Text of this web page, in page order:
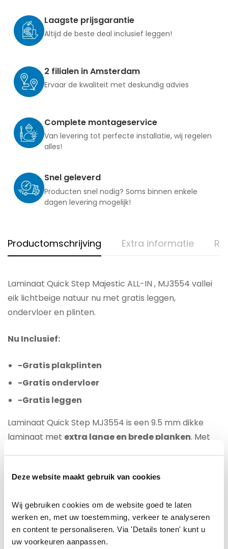
Deze website maakt gebruik van cookies
Wij gebruiken cookies om de website goed te laten
werken en, met uw toestemming, verkeer te analyseren
en content te personaliseren. Via 'Details tonen' kunt u
uw voorkeuren aanpassen.
Laagste prijsgarantie
Altijd de beste deal inclusief leggen!
2 filialen in Amsterdam
Ervaar de kwaliteit met deskundig advies
Complete montageservice
Van levering tot perfecte installatie, wij regelen
alles!
Snel geleverd
Producten snel nodig? Soms binnen enkele
dagen levering mogelijk!
Productomschrijving Extra informatie
Laminaat Quick Step Majestic ALL-IN , MJ3554 vallei
eik lichtbeige natuur nu met gratis leggen,
ondervloer en plinten.
Nu Inclusief:
-Gratis plakplinten
-Gratis ondervloer
-Gratis leggen
Laminaat Quick Step MJ3554 is een 9.5 mm dikke
laminaat met extra lange en brede planken. Met
Dankzij een unieke waterafstotende ”hydroseal”
maar is ook goed tegen water bestand.
Voor een houten ondergrond adviseren wij als